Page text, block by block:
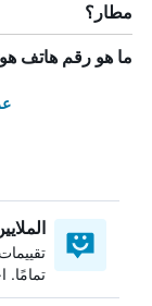
مطار؟
ما هو رقم هاتف
تمامًا.